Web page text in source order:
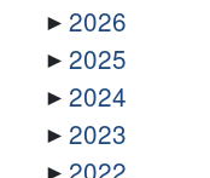
2026
2025
2024
2023
2022